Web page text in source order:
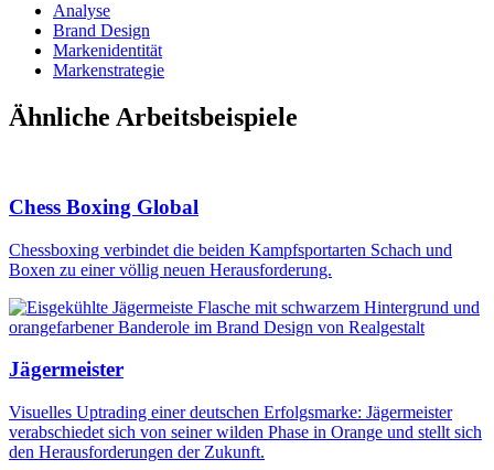
Analyse
Brand Design
Markenidentität
Markenstrategie
Ähnliche Arbeitsbeispiele
Chess Boxing Global
Chessboxing verbindet die beiden Kampfsportarten Schach und
Boxen zu einer völlig neuen Herausforderung.
Jägermeister
Visuelles Uptrading einer deutschen Erfolgsmarke: Jägermeister
verabschiedet sich von seiner wilden Phase in Orange und stellt sich
den Herausforderungen der Zukunft.